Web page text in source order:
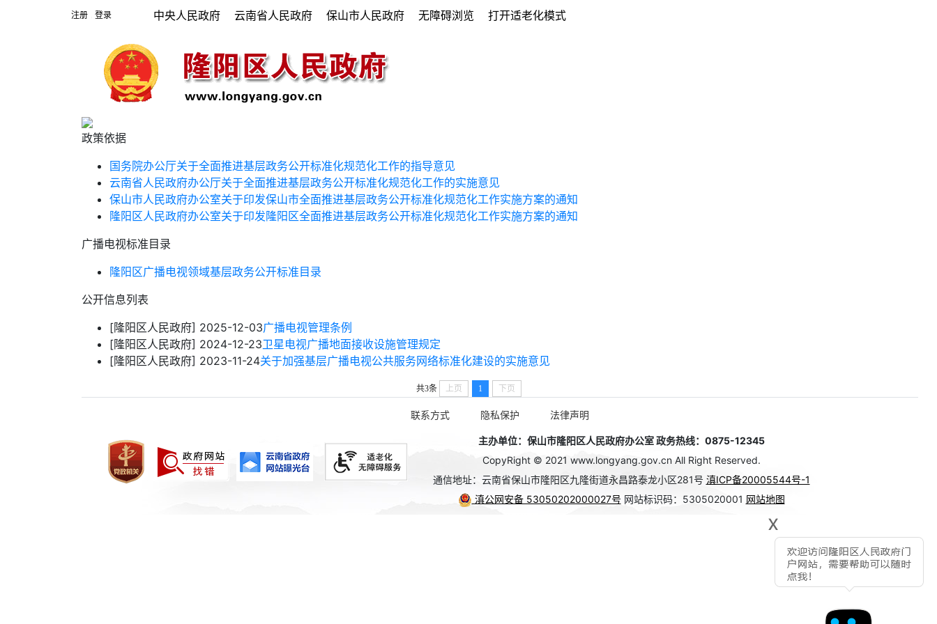
注册 登录
x
中央人民政府 云南省人民政府 保山市人民政府 无障碍浏览 打开适老化模式
政策依据
国务院办公厅关于全面推进基层政务公开标准化规范化工作的指导意见
云南省人民政府办公厅关于全面推进基层政务公开标准化规范化工作的实施意见
保山市人民政府办公室关于印发保山市全面推进基层政务公开标准化规范化工作实施方案的通知
隆阳区人民政府办公室关于印发隆阳区全面推进基层政务公开标准化规范化工作实施方案的通知
广播电视标准目录
隆阳区广播电视领域基层政务公开标准目录
公开信息列表
[隆阳区人民政府] 2025-12-03广播电视管理条例
[隆阳区人民政府] 2024-12-23卫星电视广播地面接收设施管理规定
[隆阳区人民政府] 2023-11-24关于加强基层广播电视公共服务网络标准化建设的实施意见
共3条 上页 1 下页
联系方式 隐私保护 法律声明
主办单位：保山市隆阳区人民政府办公室 政务热线：0875-12345
CopyRight © 2021 www.longyang.gov.cn All Right Reserved.
通信地址：云南省保山市隆阳区九隆街道永昌路泰龙小区281号 滇ICP备20005544号-1
滇公网安备 53050202000027号 网站标识码：5305020001 网站地图